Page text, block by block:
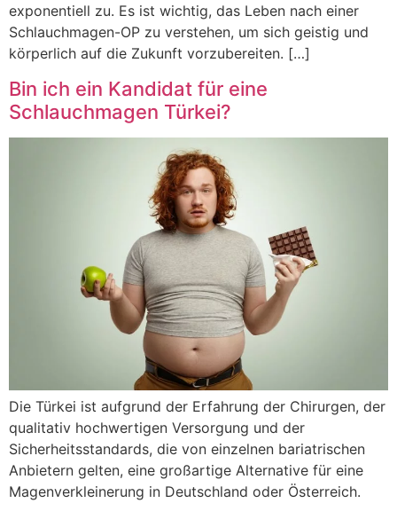
exponentiell zu. Es ist wichtig, das Leben nach einer
Schlauchmagen-OP zu verstehen, um sich geistig und
körperlich auf die Zukunft vorzubereiten. […]
Bin ich ein Kandidat für eine
Schlauchmagen Türkei?
Die Türkei ist aufgrund der Erfahrung der Chirurgen, der
qualitativ hochwertigen Versorgung und der
Sicherheitsstandards, die von einzelnen bariatrischen
Anbietern gelten, eine großartige Alternative für eine
Magenverkleinerung in Deutschland oder Österreich.